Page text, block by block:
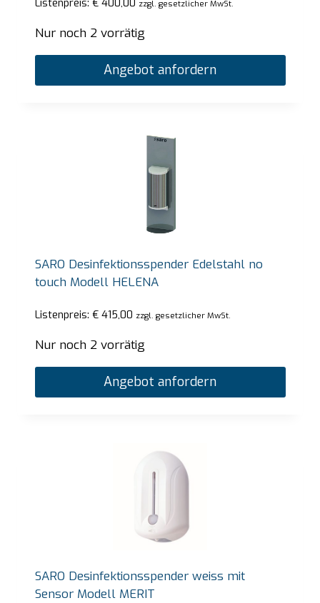
Listenpreis: €400,00 zzgl. gesetzlicher MwSt.
Nur noch 2 vorrätig
Angebot anfordern
SARO Desinfektionsspender Edelstahl no
touch Modell HELENA
Listenpreis: €415,00 zzgl. gesetzlicher MwSt.
Nur noch 2 vorrätig
Angebot anfordern
SARO Desinfektionsspender weiss mit
Sensor Modell MERIT